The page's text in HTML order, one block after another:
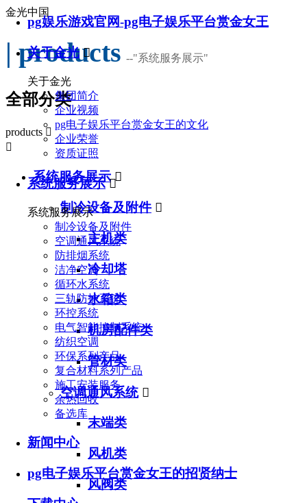
pg娱乐游戏官网-pg电子娱乐平台赏金女王
关于金光 
关于金光
集团简介
企业视频
pg电子娱乐平台赏金女王的文化
企业荣誉
资质证照
系统服务展示 
系统服务展示
制冷设备及附件
空调通风系统
防排烟系统
洁净空调
循环水系统
三轨防护系统
环控系统
电气智能控制系统
纺织空调
环保系列产品
复合材料系列产品
施工安装服务
余热回收
备选库
新闻中心
pg电子娱乐平台赏金女王的招贤纳士
金光中国
| products --"系统服务展示"
全部分类
products 

系统服务展示 
制冷设备及附件 
主机类
冷却塔
水箱类
机房配件类
管材类
空调通风系统 
末端类
风机类
风阀类